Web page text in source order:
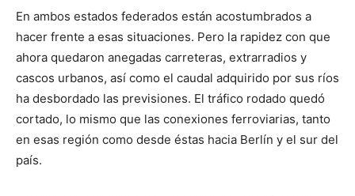
En ambos estados federados están acostumbrados a
hacer frente a esas situaciones. Pero la rapidez con que
ahora quedaron anegadas carreteras, extrarradios y
cascos urbanos, así como el caudal adquirido por sus ríos
ha desbordado las previsiones. El tráfico rodado quedó
cortado, lo mismo que las conexiones ferroviarias, tanto
en esas región como desde éstas hacia Berlín y el sur del
país.